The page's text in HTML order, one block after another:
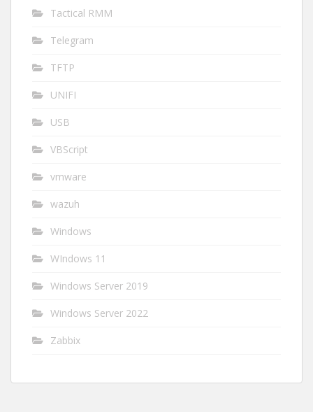
Tactical RMM
Telegram
TFTP
UNIFI
USB
VBScript
vmware
wazuh
Windows
WIndows 11
Windows Server 2019
Windows Server 2022
Zabbix